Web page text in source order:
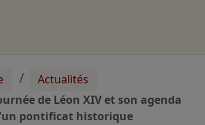
Actualités
de Léon XIV et son agenda
pontificat historique